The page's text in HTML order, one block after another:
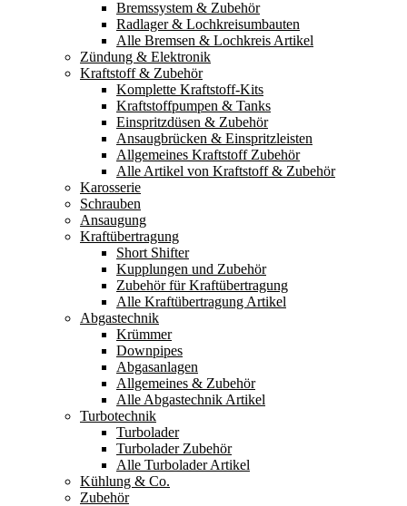
Bremssystem & Zubehör
Radlager & Lochkreisumbauten
Alle Bremsen & Lochkreis Artikel
Zündung & Elektronik
Kraftstoff & Zubehör
Komplette Kraftstoff-Kits
Kraftstoffpumpen & Tanks
Einspritzdüsen & Zubehör
Ansaugbrücken & Einspritzleisten
Allgemeines Kraftstoff Zubehör
Alle Artikel von Kraftstoff & Zubehör
Karosserie
Schrauben
Ansaugung
Kraftübertragung
Short Shifter
Kupplungen und Zubehör
Zubehör für Kraftübertragung
Alle Kraftübertragung Artikel
Abgastechnik
Krümmer
Downpipes
Abgasanlagen
Allgemeines & Zubehör
Alle Abgastechnik Artikel
Turbotechnik
Turbolader
Turbolader Zubehör
Alle Turbolader Artikel
Kühlung & Co.
Zubehör